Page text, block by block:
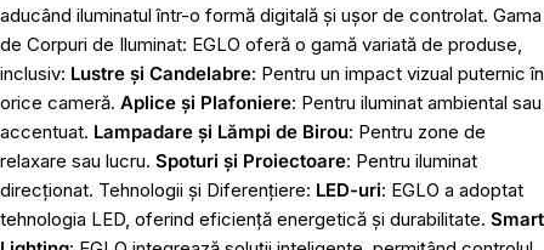
aducând iluminatul într-o formă digitală și ușor de controlat. Gama
de Corpuri de Iluminat: EGLO oferă o gamă variată de produse,
inclusiv: Lustre și Candelabre: Pentru un impact vizual puternic în
orice cameră. Aplice și Plafoniere: Pentru iluminat ambiental sau
accentuat. Lampadare și Lămpi de Birou: Pentru zone de
relaxare sau lucru. Spoturi și Proiectoare: Pentru iluminat
direcționat. Tehnologii și Diferențiere: LED-uri: EGLO a adoptat
tehnologia LED, oferind eficiență energetică și durabilitate. Smart